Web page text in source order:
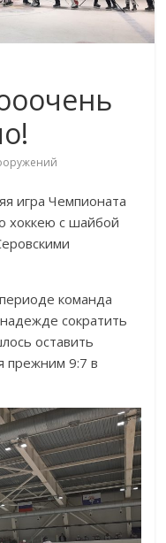
игра Чемпионата
хоккею с шайбой
команда
сократить
оставить
прежним 9:7 в